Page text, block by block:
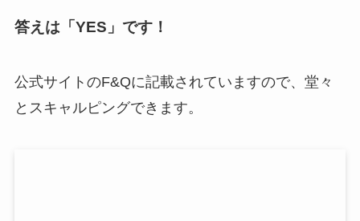
答えは「YES」です！
公式サイトのF&Qに記載されていますので、堂々
とスキャルピングできます。